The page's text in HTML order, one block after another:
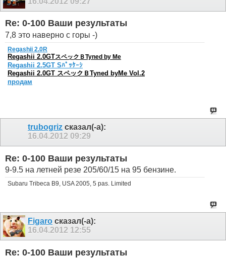
Re: 0-100 Ваши результаты
7,8 это наверно с горы -)
Regashii 2.0R
Regashii 2.0GTスペックＢTyned by Me
Regashii 2.5GT Sﾊﾟｯｹｰｼ
Regashii 2.0GT スペックＢTyned byMe Vol.2
продам
trubogriz сказал(-а):
16.04.2012 09:29
Re: 0-100 Ваши результаты
9-9.5 на летней резе 205/60/15 на 95 бензине.
Subaru Tribeca B9, USA 2005, 5 pas. Limited
Figaro сказал(-а):
16.04.2012 12:55
Re: 0-100 Ваши результаты